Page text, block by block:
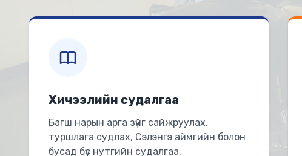
Хичээлийн судалгаа
Багш нарын арга зүйг сайжруулах,
туршлага судлах, Сэлэнгэ аймгийн болон
бусад бүс нутгийн судалгаа.